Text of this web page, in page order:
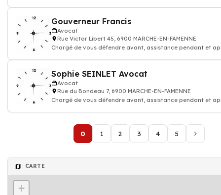
Gouverneur Francis
Avocat
Rue Victor Libert 45, 6900 MARCHE-EN-FAMENNE
Chargé de vous défendre avant, assistance pendant et
Sophie SEINLET Avocat
Avocat
Rue du Bondeau 7, 6900 MARCHE-EN-FAMENNE
Chargé de vous défendre avant, assistance pendant et
0 1 2 3 4 5
CARTE
+